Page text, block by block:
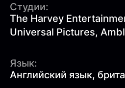
Студии:
The Harvey
Universal Pictures,
Язык:
Английский язык,